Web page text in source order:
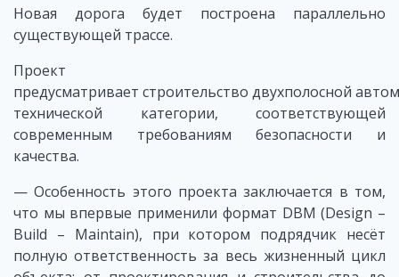
Новая дорога будет построена параллельно
существующей трассе.
Проект
предусматривает строительство двухполосной
технической категории, соответствующей
современным требованиям безопасности и
качества.
— Особенность этого проекта заключается в том,
что мы впервые применили формат DBM (Design –
Build – Maintain), при котором подрядчик несёт
полную ответственность за весь жизненный цикл